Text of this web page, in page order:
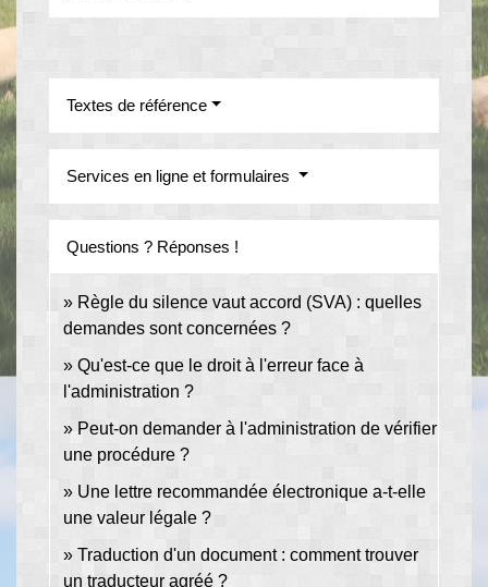
Textes de référence
Services en ligne et formulaires
Questions ? Réponses !
Règle du silence vaut accord (SVA) : quelles
demandes sont concernées ?
Qu'est-ce que le droit à l'erreur face à
l'administration ?
Peut-on demander à l'administration de vérifier
une procédure ?
Une lettre recommandée électronique a-t-elle
une valeur légale ?
Traduction d'un document : comment trouver
un traducteur agréé ?